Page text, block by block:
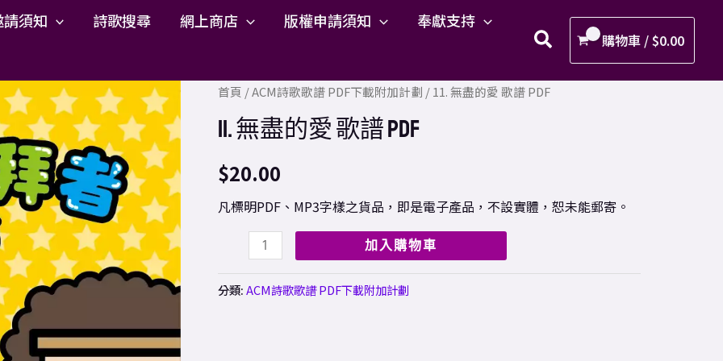
須知 詩歌搜尋 網上商店 版權申請須知 奉獻支持
購物車 /$0.00
首頁 /ACM詩歌歌譜 PDF下載附加計劃 / 11. 無盡的愛 歌譜 PDF
11. 無盡的愛 歌譜 PDF
$20.00
凡標明PDF、MP3字樣之貨品，即是電子產品，不設實體，恕未能郵寄。
11.
盡
的
愛
歌
數
量
加入購物車
分類:ACM詩歌歌譜 PDF下載附加計劃
的
譜